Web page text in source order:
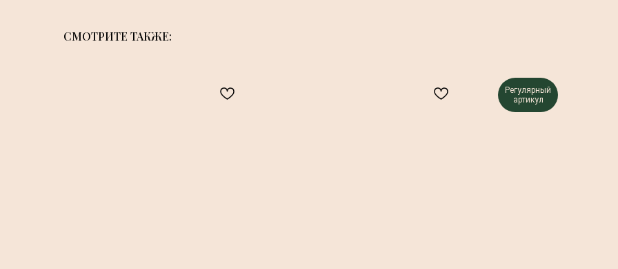
СМОТРИТЕ ТАКЖЕ:
Регулярный
артикул